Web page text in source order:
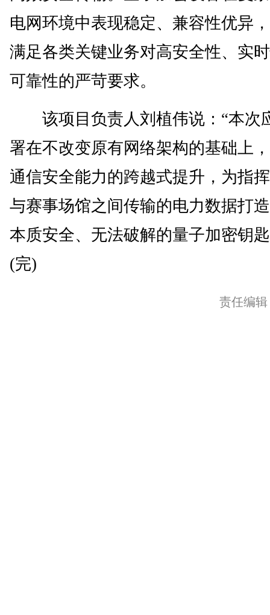
电网环境中表现稳定、兼容性优异
满足各类关键业务对高安全性、实
可靠性的严苛要求。
该项目负责人刘植伟说：“本次
署在不改变原有网络架构的基础上
通信安全能力的跨越式提升，为指
与赛事场馆之间传输的电力数据打
本质安全、无法破解的量子加密钥
(完)
责任编